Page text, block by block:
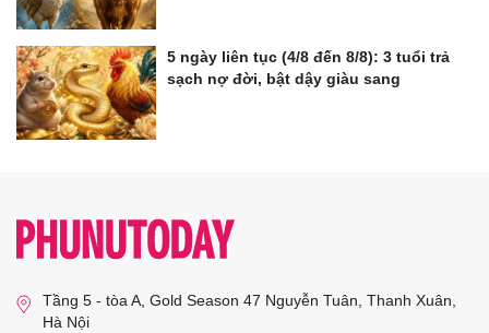
5 ngày liên tục (4/8 đến 8/8): 3 tuổi trả
sạch nợ đời, bật dậy giàu sang
Tầng 5 - tòa A, Gold Season 47 Nguyễn Tuân, Thanh Xuân,
Hà Nội